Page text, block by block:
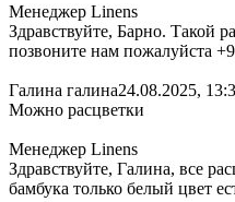
Менеджер Linens
Здравствуйте, Барно. Такой
позвоните нам пожалуйста
Галина галина24.08.2025,
Можно расцветки
Менеджер Linens
Здравствуйте, Галина, все
бамбука только белый цвет